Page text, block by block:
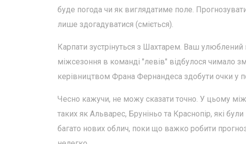
буде погода чи як виглядатиме поле.
лише здогадуватися (сміється).
Карпати зустрінуться з Шахтарем. Ваш
міжсезоння в команді "левів" відбулося чимало
керівництвом Франа Фернандеса здобути очки у
Чесно кажучи, не можу сказати точно. У цьому
таких як Альварес, Бруніньо та Краснопір, які
багато нових облич, поки що важко робити